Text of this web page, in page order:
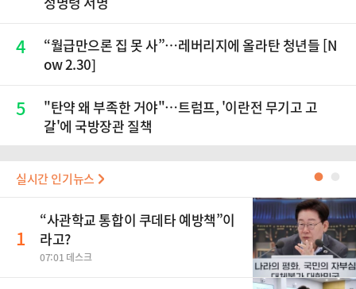
4
“월급만으론 집 못 사”…레버리지에 올라탄 청년들 [N
ow 2.30]
5
"탄약 왜 부족한 거야"…트럼프, '이란전 무기고 고
갈'에 국방장관 질책
실시간 인기뉴스 ●
1
“사관학교 통합이 쿠데타 예방책”이
라고?
07:01 데스크